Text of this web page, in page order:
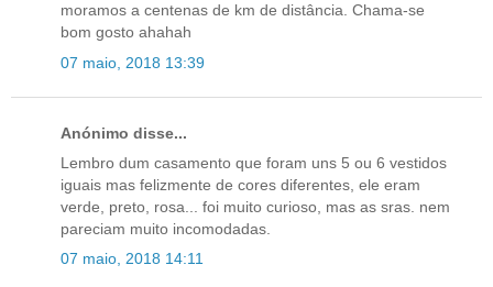
moramos a centenas de km de distância. Chama-se
bom gosto ahahah
07 maio, 2018 13:39
Anónimo disse...
Lembro dum casamento que foram uns 5 ou 6 vestidos
iguais mas felizmente de cores diferentes, ele eram
verde, preto, rosa... foi muito curioso, mas as sras. nem
pareciam muito incomodadas.
07 maio, 2018 14:11